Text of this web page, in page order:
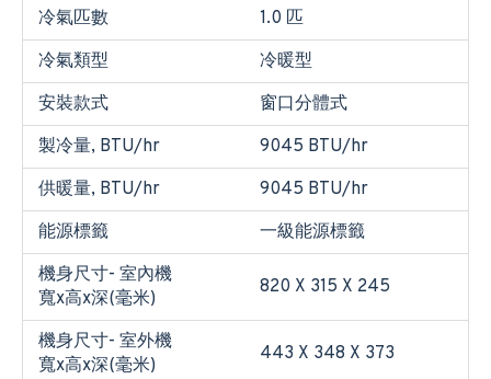
冷氣匹數
1.0 匹
冷氣類型
冷暖型
安裝款式
窗口分體式
製冷量, BTU/hr
9045 BTU/hr
供暖量, BTU/hr
9045 BTU/hr
能源標籤
一級能源標籤
機身尺寸- 室內機
寬x高x深(毫米)
820 X 315 X 245
機身尺寸- 室外機
寬x高x深(毫米)
443 X 348 X 373